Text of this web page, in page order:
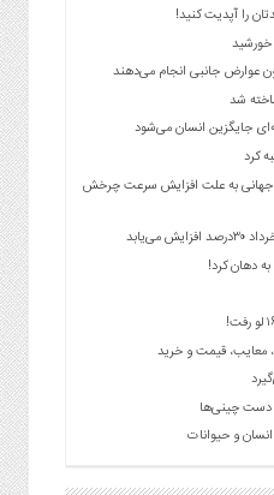
را آپدیت کنید!
خورشید
عوارض جانبی انجام می‌دهند
جایگزین انسان می‌شود
کرد
جهانی به علت افزایش سرعت چرخش
می‌یابد
دهان کرد!
معایب، قیمت و خرید
و حیوانات